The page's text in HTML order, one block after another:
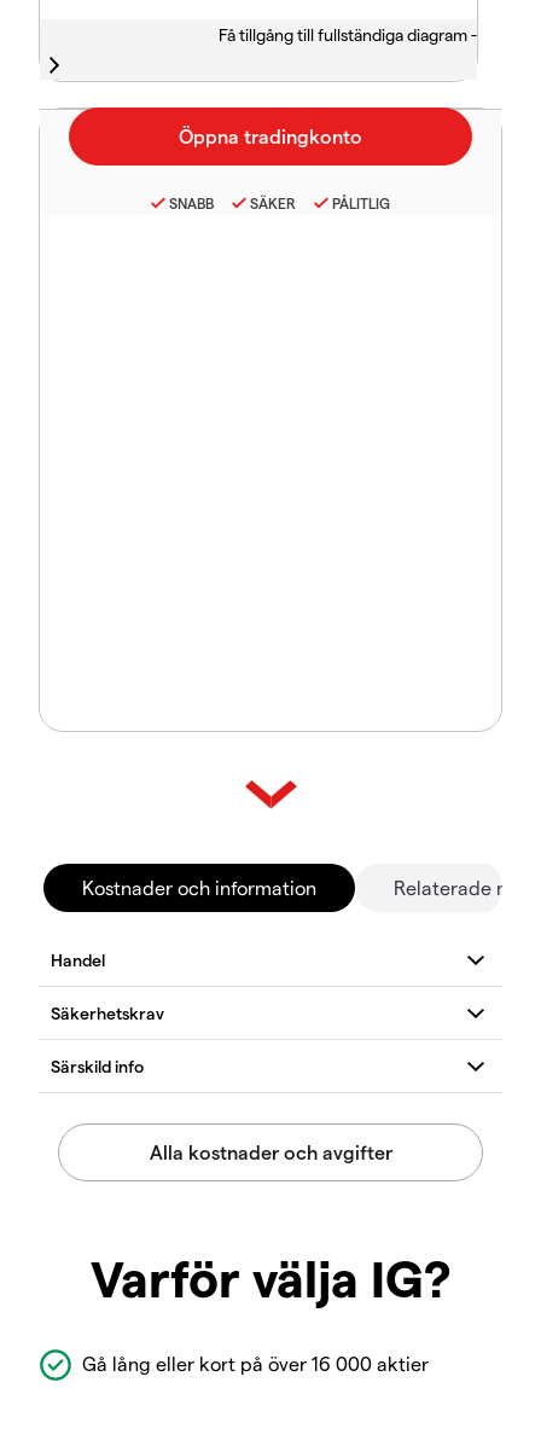
Få tillgång till fullständiga diagram -
SNABB SÄKER PÅLITLIG
Kostnader och information Relaterade
Varför välja IG?
Gå lång eller kort på över 16 000 aktier